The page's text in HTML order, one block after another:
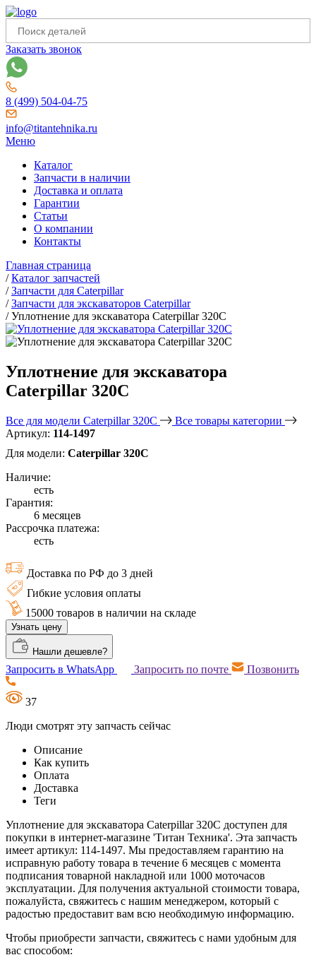
Заказать звонок
8 (499) 504-04-75
info@titantehnika.ru
Меню
Каталог
Запчасти в наличии
Доставка и оплата
Гарантии
Статьи
О компании
Контакты
Главная страница
/Каталог запчастей
/Запчасти для Caterpillar
/Запчасти для экскаваторов Caterpillar
/Уплотнение для экскаватора Caterpillar 320C
Уплотнение для экскаватора
Caterpillar 320C
Все для модели Caterpillar 320C
Все товары категории
Артикул: 114-1497
Для модели: Caterpillar 320C
Наличие:
есть
Гарантия:
6 месяцев
Рассрочка платежа:
есть
Доставка по РФ до 3 дней
Гибкие условия оплаты
15000 товаров в наличии на складе
Узнать цену
Нашли дешевле?
Запросить в WhatsApp Запросить по почте Позвонить
37
Люди смотрят эту запчасть сейчас
Описание
Как купить
Оплата
Доставка
Теги
Уплотнение для экскаватора Caterpillar 320C доступен для
покупки в интернет-магазине 'Титан Техника'. Эта запчасть
имеет артикул: 114-1497. Мы предоставляем гарантию на
исправную работу товара в течение 6 месяцев с момента
подписания товарной накладной или 1000 моточасов
эксплуатации. Для получения актуальной стоимости товара,
пожалуйста, свяжитесь с нашим менеджером, который с
радостью предоставит вам всю необходимую информацию.
Чтобы приобрести запчасти, свяжитесь с нами удобным для
вас способом: